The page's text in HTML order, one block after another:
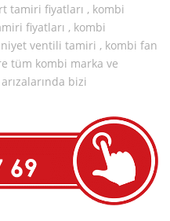
tamiri fiyatları , kombi
fiyatları , kombi
ventili tamiri , kombi fan
tüm kombi marka ve
bizi